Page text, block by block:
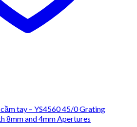
tay – YS4560 45/0 Grating
8mm and 4mm Apertures